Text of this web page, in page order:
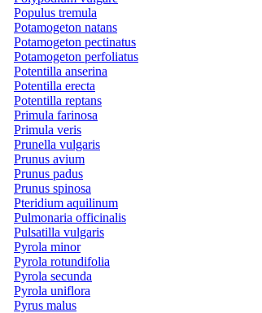
Populus tremula
Potamogeton natans
Potamogeton pectinatus
Potamogeton perfoliatus
Potentilla anserina
Potentilla erecta
Potentilla reptans
Primula farinosa
Primula veris
Prunella vulgaris
Prunus avium
Prunus padus
Prunus spinosa
Pteridium aquilinum
Pulmonaria officinalis
Pulsatilla vulgaris
Pyrola minor
Pyrola rotundifolia
Pyrola secunda
Pyrola uniflora
Pyrus malus